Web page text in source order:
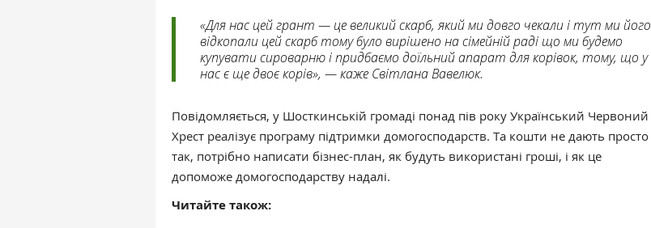
«Для нас цей грант — це великий скарб, який ми довго чекали і тут ми його
відкопали цей скарб тому було вирішено на сімейній раді що ми будемо
купувати сироварню і придбаємо доїльний апарат для корівок, тому, що у
нас є ще двоє корів», — каже Світлана Вавелюк.
Повідомляється, у Шосткинській громаді понад пів року Український Червоний
Хрест реалізує програму підтримки домогосподарств. Та кошти не дають просто
так, потрібно написати бізнес-план, як будуть використані гроші, і як це
допоможе домогосподарству надалі.
Читайте також: